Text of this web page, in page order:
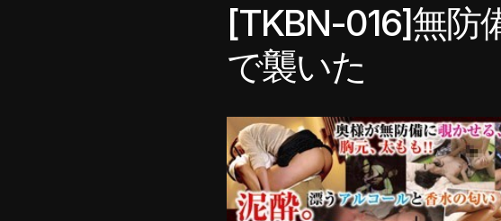
[TKBN-016]無防
で襲いた